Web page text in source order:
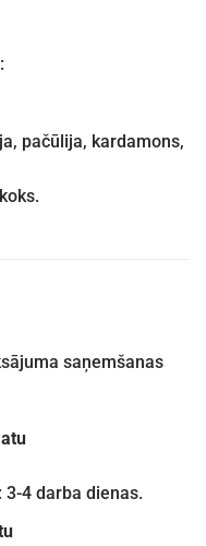
pačūlija, kardamons,
saņemšanas
3-4 darba dienas.